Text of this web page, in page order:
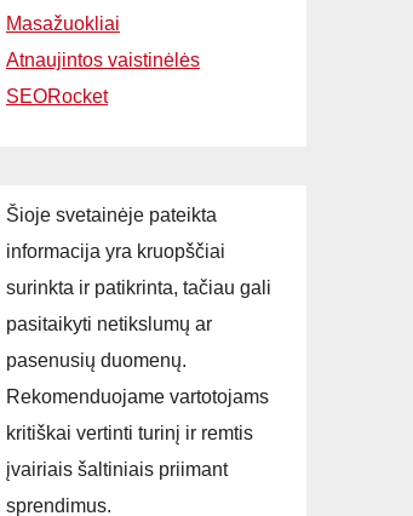
Masažuokliai
Atnaujintos vaistinėlės
SEORocket
Šioje svetainėje pateikta
informacija yra kruopščiai
surinkta ir patikrinta, tačiau gali
pasitaikyti netikslumų ar
pasenusių duomenų.
Rekomenduojame vartotojams
kritiškai vertinti turinį ir remtis
įvairiais šaltiniais priimant
sprendimus.